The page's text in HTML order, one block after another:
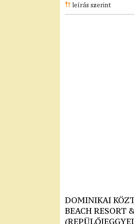
leírás szerint
DOMINIKAI
BEACH RESORT